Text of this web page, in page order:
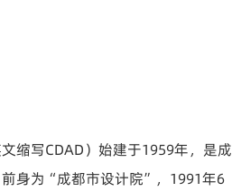
缩写CDAD）始建于1959年，是成
身为“成都市设计院”，1991年6